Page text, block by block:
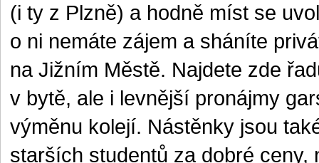
(i ty z Plzně) a hodně míst se
o ni nemáte zájem a sháníte
na Jižním Městě. Najdete zde
v bytě, ale i levnější pronájmy
výměnu kolejí. Nástěnky jsou
starších studentů za dobré ceny,